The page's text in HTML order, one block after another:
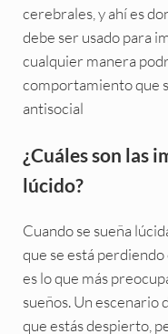
cerebrales, y ahí es
debe ser usado para
cualquier manera
comportamiento que
antisocial
¿Cuáles son las
lúcido?
Cuando se sueña
que se está
es lo que más
sueños. Un escenario
que estás despierto,